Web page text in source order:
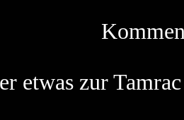
etwas zur